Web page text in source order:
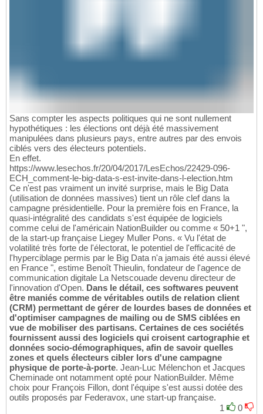
Sans compter les aspects politiques qui ne sont nullement
hypothétiques : les élections ont déjà été massivement
manipulées dans plusieurs pays, entre autres par des envois
ciblés vers des électeurs potentiels.
En effet.
https://www.lesechos.fr/20/04/2017/LesEchos/22429-096-
ECH_comment-le-big-data-s-est-invite-dans-l-election.htm
Ce n'est pas vraiment un invité surprise, mais le Big Data
(utilisation de données massives) tient un rôle clef dans la
campagne présidentielle. Pour la première fois en France, la
quasi-intégralité des candidats s'est équipée de logiciels
comme celui de l'américain NationBuilder ou comme « 50+1 ",
de la start-up française Liegey Muller Pons. « Vu l'état de
volatilité très forte de l'électorat, le potentiel de l'efficacité de
l'hyperciblage permis par le Big Data n'a jamais été aussi élevé
en France ", estime Benoît Thieulin, fondateur de l'agence de
communication digitale La Netscouade devenu directeur de
l'innovation d'Open. Dans le détail, ces softwares peuvent
être maniés comme de véritables outils de relation client
(CRM) permettant de gérer de lourdes bases de données et
d'optimiser campagnes de mailing ou de SMS ciblées en
vue de mobiliser des partisans. Certaines de ces sociétés
fournissent aussi des logiciels qui croisent cartographie et
données socio-démographiques, afin de savoir quelles
zones et quels électeurs cibler lors d'une campagne
physique de porte-à-porte. Jean-Luc Mélenchon et Jacques
Cheminade ont notamment opté pour NationBuilder. Même
choix pour François Fillon, dont l'équipe s'est aussi dotée des
outils proposés par Federavox, une start-up française.
1
0